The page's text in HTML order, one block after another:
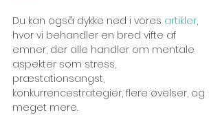
Du kan også dykke ned i vores artikler,
hvor vi behandler en bred vifte af
emner, der alle handler om mentale
aspekter som stress,
præstationsangst,
konkurrencestrategier, flere øvelser, og
meget mere.